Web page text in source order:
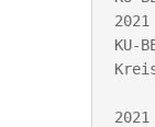
KU-